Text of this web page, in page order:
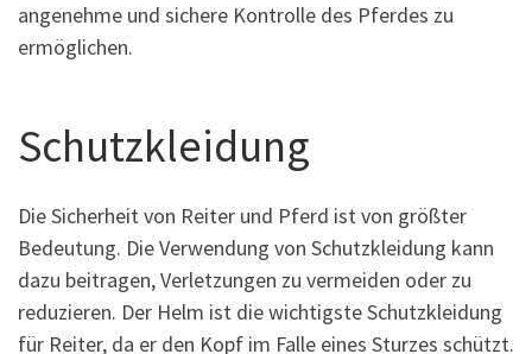
angenehme und sichere Kontrolle des Pferdes zu
ermöglichen.
Schutzkleidung
Die Sicherheit von Reiter und Pferd ist von größter
Bedeutung. Die Verwendung von Schutzkleidung kann
dazu beitragen, Verletzungen zu vermeiden oder zu
reduzieren. Der Helm ist die wichtigste Schutzkleidung
für Reiter, da er den Kopf im Falle eines Sturzes schützt.